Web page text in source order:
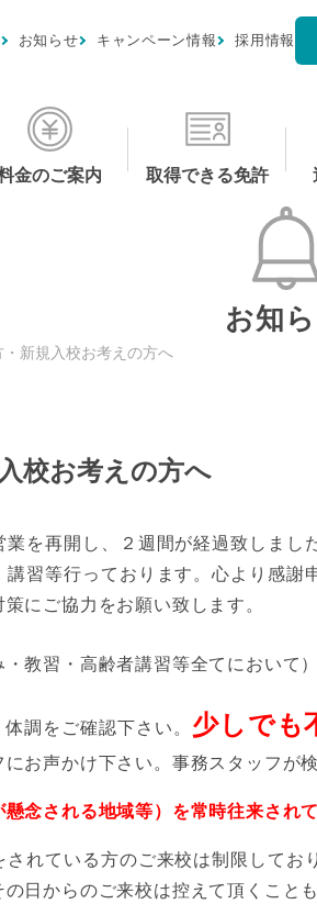
お知らせ キャンペーン情報 採用情報
金のご案内 取得できる免許
お知
・新規入校お考えの方へ
校お考えの方へ
を再開し、２週間が経過致しま
講習等行っております。心より感
にご協力をお願い致します。
教習・高齢者講習等全てにおいて
体調をご確認下さい。 少しでも
お声かけ下さい。事務スタッフが検
念される地域等）を常時往来され
れている方のご来校は制限してお
日からのご来校は控えて頂くこと